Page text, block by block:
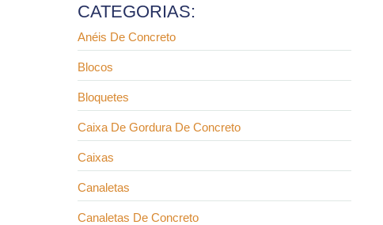
CATEGORIAS:
Anéis De Concreto
Blocos
Bloquetes
Caixa De Gordura De Concreto
Caixas
Canaletas
Canaletas De Concreto